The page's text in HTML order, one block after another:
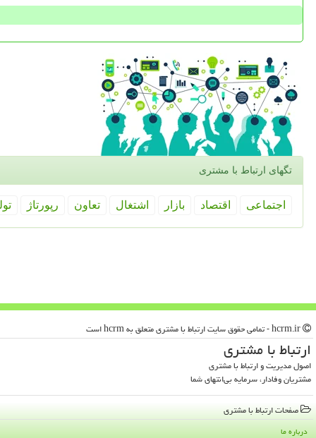
تگهای ارتباط با مشتری
اجتماعی اقتصاد بازار اشتغال تعاون رپورتاژ
ارتباط با مشتری
اصول مدیریت و ارتباط با مشتری
مشتریان وفادار، سرمایه بی‌انتهای شما
صفحات ارتباط با مشتری
درباره ما